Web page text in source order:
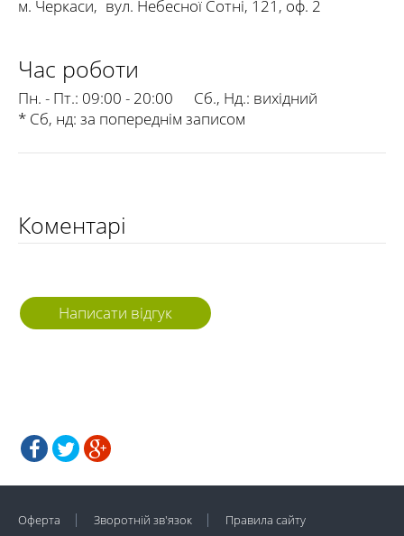
м. Черкаси, вул. Небесної Сотні, 121, оф. 2
Час роботи
Пн. - Пт.: 09:00 - 20:00 Сб., Нд.: вихідний
* Сб, нд: за попереднім записом
Коментарі
Написати відгук
Оферта Зворотній зв'язок
Правила сайту